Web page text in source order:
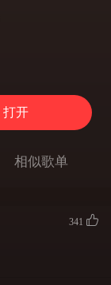
打开
相似歌单
341